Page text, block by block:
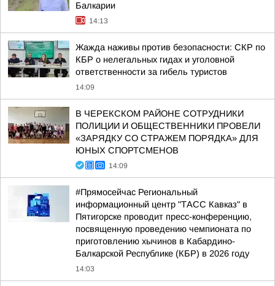
Балкарии
14:13
Жажда наживы против безопасности: СКР по
КБР о нелегальных гидах и уголовной
ответственности за гибель туристов
14:09
В ЧЕРЕКСКОМ РАЙОНЕ СОТРУДНИКИ
ПОЛИЦИИ И ОБЩЕСТВЕННИКИ ПРОВЕЛИ
«ЗАРЯДКУ СО СТРАЖЕМ ПОРЯДКА» ДЛЯ
ЮНЫХ СПОРТСМЕНОВ
14:09
#Прямосейчас Региональный
информационный центр "ТАСС Кавказ" в
Пятигорске проводит пресс-конференцию,
посвященную проведению чемпионата по
приготовлению хычинов в Кабардино-
Балкарской Республике (КБР) в 2026 году
14:03